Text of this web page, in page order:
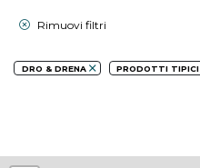
Rimuovi filtri
DRO & DRENA PRODOTTI TIPICI